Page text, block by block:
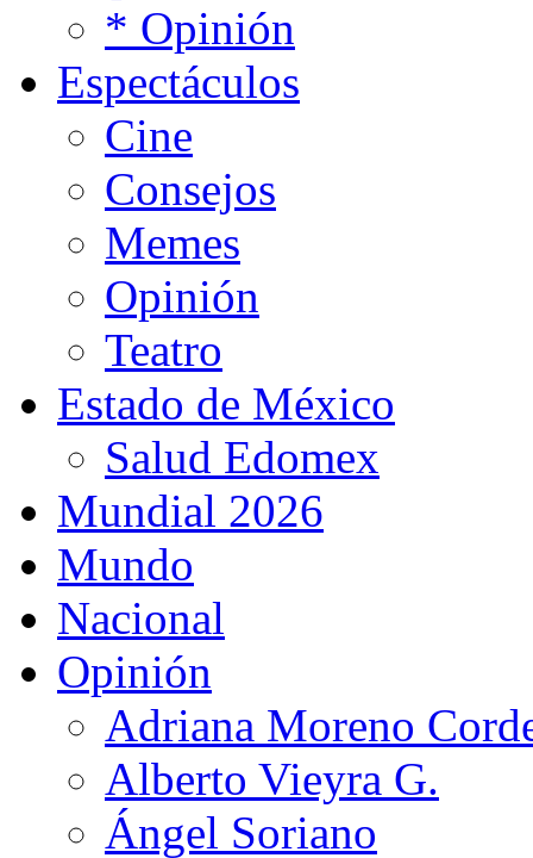
* Opinión
Espectáculos
Cine
Consejos
Memes
Opinión
Teatro
Estado de México
Salud Edomex
Mundial 2026
Mundo
Nacional
Opinión
Adriana Moreno
Alberto Vieyra G.
Ángel Soriano